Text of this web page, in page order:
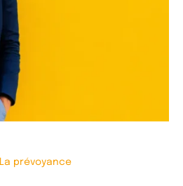
La prévoyance